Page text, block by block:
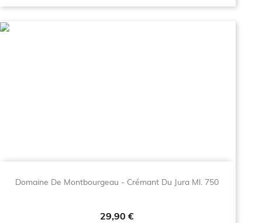
Domaine De Montbourgeau - Crémant Du Jura Ml. 750
Prezzo
29,90 €